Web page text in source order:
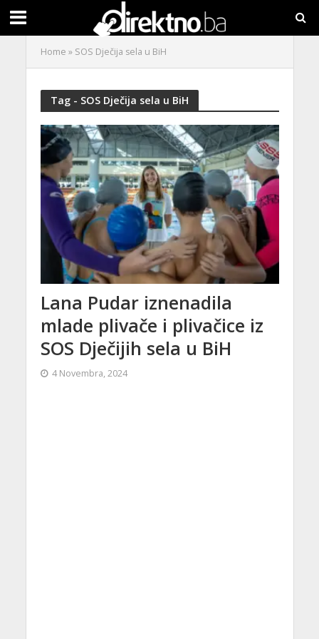
Home » SOS Dječija sela u BiH
Tag - SOS Dječija sela u BiH
Lana Pudar iznenadila
mlade plivače i plivačice iz
SOS Dječijih sela u BiH
4 Novembra, 2024